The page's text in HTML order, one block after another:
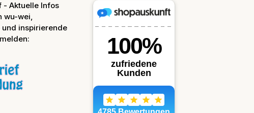
- Aktuelle Infos
wu-wei,
und inspirierende